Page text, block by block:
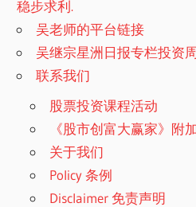
稳步求利.
吴老师的平台链接
吴继宗星洲日报专栏投资
联系我们
股票投资课程活动
《股市创富大赢家》附
关于我们
Policy 条例
Disclaimer 免责声明